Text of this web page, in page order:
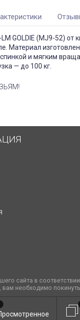
GOLDIE (MJ9-52) от
Материал
и мягким
— до 100 кг.
сайта в
вам необходимо